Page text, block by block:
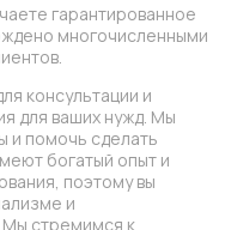
гарантированное
многочисленными
консультации и
для ваших нужд. Мы
и помочь сделать
богатый опыт и
поэтому вы
и
Мы стремимся к